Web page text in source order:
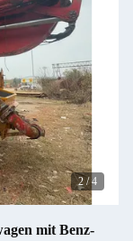
2 /4
mit Benz-